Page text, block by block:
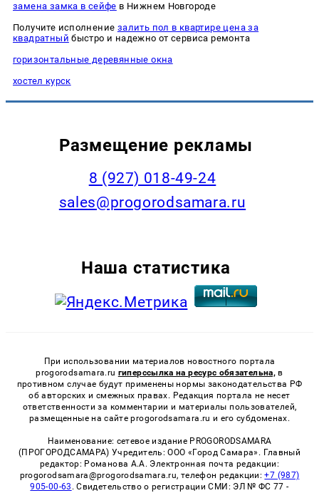
замена замка в сейфе в Нижнем Новгороде
Получите исполнение залить пол в квартире цена за
квадратный быстро и надежно от сервиса ремонта
горизонтальные деревянные окна
хостел курск
Размещение рекламы
8 (927) 018-49-24
sales@progorodsamara.ru
Наша статистика
При использовании материалов новостного портала
progorodsamara.ru гиперссылка на ресурс обязательна, в
противном случае будут применены нормы законодательства РФ
об авторских и смежных правах. Редакция портала не несет
ответственности за комментарии и материалы пользователей,
размещенные на сайте progorodsamara.ru и его субдоменах.
Наименование: сетевое издание PROGORODSAMARA
(ПРОГОРОДСАМАРА) Учредитель: ООО «Город Самара». Главный
редактор: Романова А.А. Электронная почта редакции:
progorodsamara@progorodsamara.ru, телефон редакции:+7 (987)
905-00-63 . Свидетельство о регистрации СМИ: ЭЛ № ФС 77 -